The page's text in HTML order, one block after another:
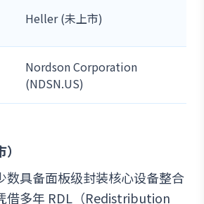
Heller (未上市)
Nordson Corporation
(NDSN.US)
数具备面板级封装核心设备整合
借多年 RDL（Redistribution